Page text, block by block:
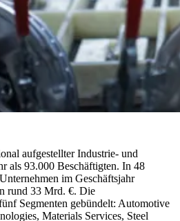
aufgestellter Industrie- und
als 93.000 Beschäftigten. In 48
im Geschäftsjahr
rund 33 Mrd. €. Die
Segmenten gebündelt: Automotive
Materials Services, Steel